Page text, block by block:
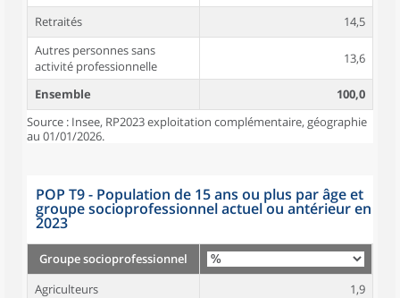
Retraités
14,5
Autres personnes sans
activité professionnelle
13,6
Ensemble
100,0
Source : Insee, RP2023 exploitation complémentaire, géographie
au 01/01/2026.
POP T9 - Population de 15 ans ou plus par âge et
groupe socioprofessionnel actuel ou antérieur en
2023
Groupe socioprofessionnel
Agriculteurs
1,9